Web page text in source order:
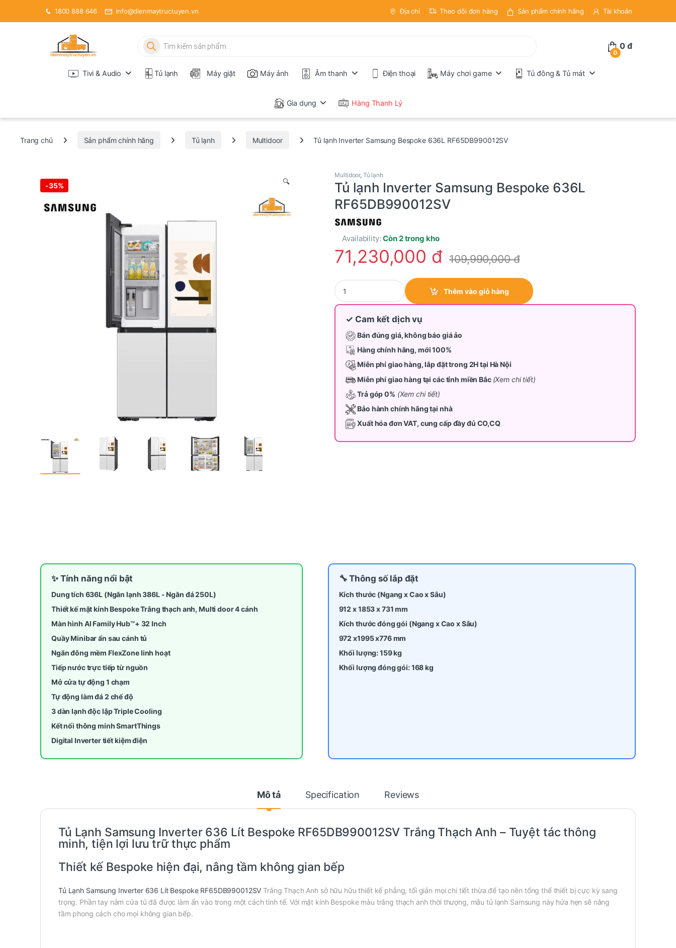
1800 888 646 info@dienmaytructuyen.vn Địa chỉ Theo dõi đơn hàng Sản phẩm chính hãng Tài khoản
Tìm kiếm sản phẩm
0
0đ
Tivi & Audio Tủ lạnh Máy giặt Máy ảnh Âm thanh Điện thoại Máy chơi game Tủ đông & Tủ mát
Gia dụng Hàng Thanh Lý
Trang chủ Sản phẩm chính hãng Tủ lạnh Multidoor Tủ lạnh Inverter Samsung Bespoke 636L RF65DB990012SV
-35% 🔍
Multidoor, Tủ lạnh
Tủ lạnh Inverter Samsung Bespoke 636L
RF65DB990012SV
Availability:Còn 2 trong kho
71,230,000 đ 109,990,000đ
Tủ lạnh Inverter Samsung Bespoke 636L RF65DB990012SV quantity
Thêm vào giỏ hàng
✓ Cam kết dịch vụ
Bán đúng giá, không báo giá ảo
Hàng chính hãng, mới 100%
Miễn phí giao hàng, lắp đặt trong 2H tại Hà Nội
Miễn phí giao hàng tại các tỉnh miền Bắc (Xem chi tiết)
Trả góp 0% (Xem chi tiết)
Bảo hành chính hãng tại nhà
Xuất hóa đơn VAT, cung cấp đầy đủ CO,CQ
✨ Tính năng nổi bật
Dung tích 636L (Ngăn lạnh 386L - Ngăn đá 250L)
Thiết kế mặt kính Bespoke Trắng thạch anh, Multi door 4 cánh
Màn hình AI Family Hub™+ 32 Inch
Quầy Minibar ẩn sau cánh tủ
Ngăn đông mềm FlexZone linh hoạt
Tiếp nước trực tiếp từ nguồn
Mở cửa tự động 1 chạm
Tự động làm đá 2 chế độ
3 dàn lạnh độc lập Triple Cooling
Kết nối thông minh SmartThings
Digital Inverter tiết kiệm điện
🔧 Thông số lắp đặt
Kích thước (Ngang x Cao x Sâu)
912 x 1853 x 731 mm
Kích thước đóng gói (Ngang x Cao x Sâu)
972 x1995 x776 mm
Khối lượng: 159 kg
Khối lượng đóng gói: 168 kg
Mô tả Specification Reviews
Tủ Lạnh Samsung Inverter 636 Lít Bespoke RF65DB990012SV Trắng Thạch Anh – Tuyệt tác thông
minh, tiện lợi lưu trữ thực phẩm
Thiết kế Bespoke hiện đại, nâng tầm không gian bếp
Tủ Lạnh Samsung Inverter 636 Lít Bespoke RF65DB990012SV Trắng Thạch Anh sở hữu hữu thiết kế phẳng, tối giản mọi chi tiết thừa để tạo nên tổng thể thiết bị cực kỳ sang
trọng. Phần tay nắm cửa tủ đã được làm ẩn vào trong một cách tinh tế. Với mặt kính Bespoke màu trắng thạch anh thời thượng, mẫu tủ lạnh Samsung này hứa hẹn sẽ nâng
tầm phong cách cho mọi không gian bếp.